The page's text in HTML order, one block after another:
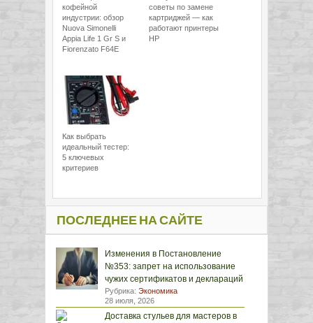
кофейной
индустрии: обзор
Nuova Simonelli
Appia Life 1 Gr S и
Fiorenzato F64E
советы по замене
картриджей — как
работают принтеры
HP
Как выбрать
идеальный тестер:
5 ключевых
критериев
ПОСЛЕДНЕЕ НА САЙТЕ
Изменения в Постановление
№353: запрет на использование
чужих сертификатов и деклараций
Рубрика: Экономика
28 июля, 2026
Доставка стульев для мастеров в